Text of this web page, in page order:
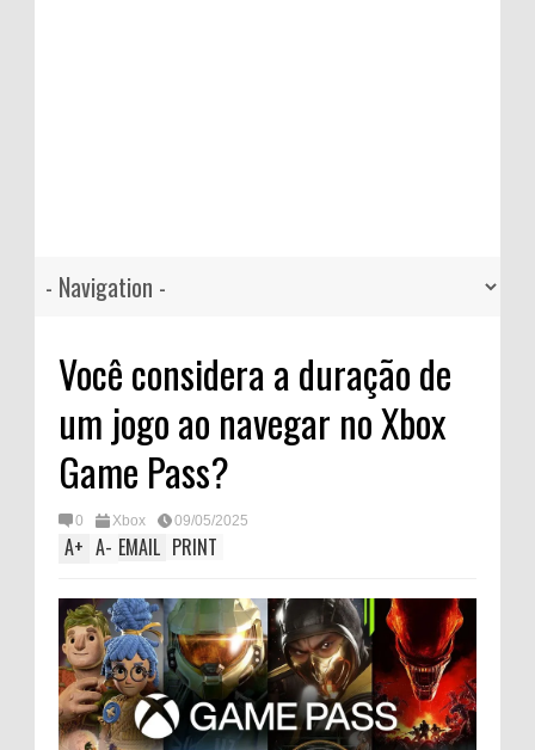
Você considera a duração de
um jogo ao navegar no Xbox
Game Pass?
0 Xbox 09/05/2025
A+ A- EMAIL PRINT